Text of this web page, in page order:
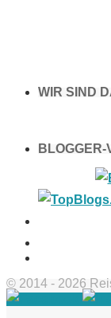
WIR SIND
© 2014 - 2026